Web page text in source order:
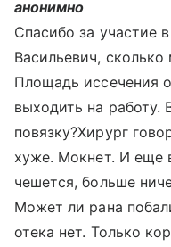
анонимно
Спасибо за участие
Васильевич, сколько
Площадь иссечения
выходить на работу.
повязку?Хирург
хуже. Мокнет. И еще
чешется, больше
Может ли рана
отека нет. Только